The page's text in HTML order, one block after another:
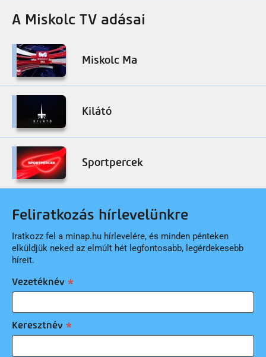
A Miskolc TV adásai
Miskolc Ma
Kilátó
Sportpercek
Feliratkozás hírlevelünkre
Iratkozz fel a minap.hu hírlevelére, és minden pénteken
elküldjük neked az elmúlt hét legfontosabb, legérdekesebb
híreit.
Vezetéknév
Keresztnév